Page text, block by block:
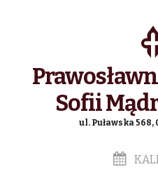
Sofii
ul. Puławska